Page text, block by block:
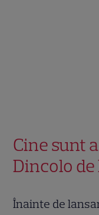
Cine sunt
Dincolo de
Înainte de